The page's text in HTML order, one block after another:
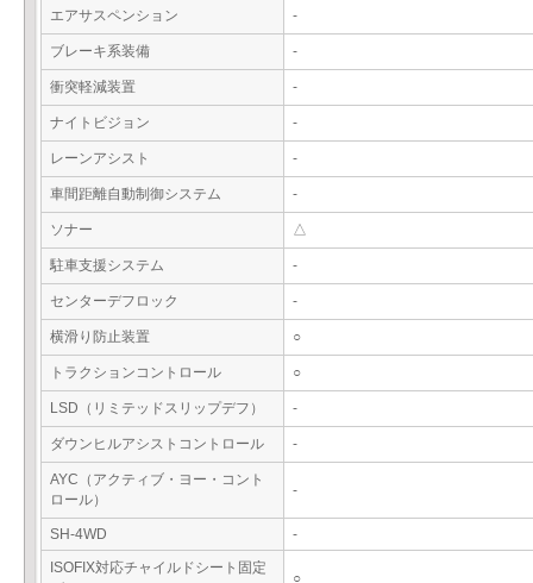
エアサスペンション -
ブレーキ系装備 -
衝突軽減装置 -
ナイトビジョン -
レーンアシスト -
車間距離自動制御システム -
ソナー △
駐車支援システム -
センターデフロック -
横滑り防止装置 ○
トラクションコントロール ○
LSD（リミテッドスリップデフ） -
ダウンヒルアシストコントロール -
AYC（アクティブ・ヨー・コント
ロール）
-
SH-4WD
-
ISOFIX対応チャイルドシート固定
○